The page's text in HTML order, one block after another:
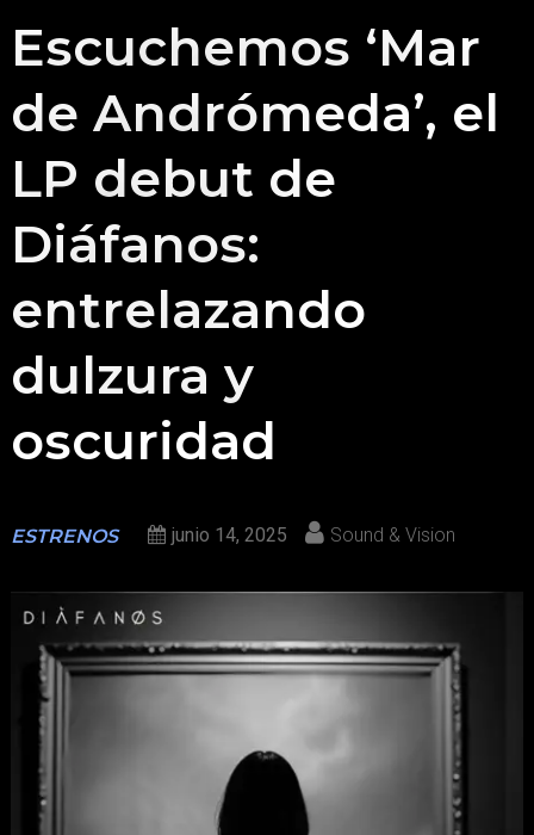
Escuchemos ‘Mar
de Andrómeda’, el
LP debut de
Diáfanos:
entrelazando
dulzura y
oscuridad
ESTRENOS junio 14, 2025 Sound & Vision